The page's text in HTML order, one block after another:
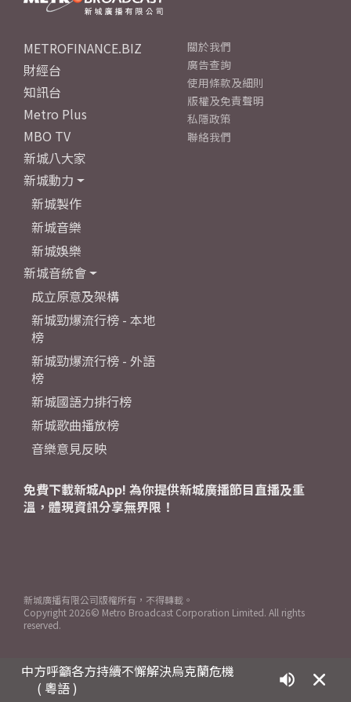
中方呼籲各方持續不懈解決烏克蘭危機
( 粵語 )
METROFINANCE.BIZ
財經台
知訊台
Metro Plus
MBO TV
新城八大家
新城動力
新城製作
新城音樂
新城娛樂
新城音統會
成立原意及架構
新城勁爆流行榜 - 本地
榜
新城勁爆流行榜 - 外語
榜
新城國語力排行榜
新城歌曲播放榜
音樂意見反映
關於我們
廣告查詢
使用條款及細則
版權及免責聲明
私隱政策
聯絡我們
免費下載新城App! 為你提供新城廣播節目直播及重
溫，體現資訊分享無界限！
新城廣播有限公司版權所有，不得轉載。
Copyright 2026© Metro Broadcast Corporation Limited. All rights
reserved.